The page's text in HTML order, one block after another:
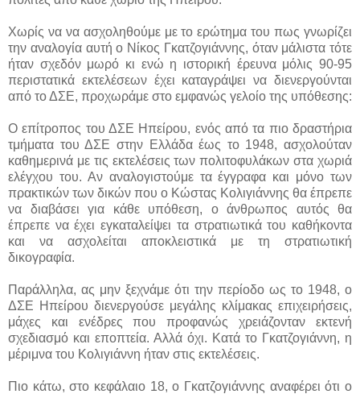
Χωρίς να να ασχοληθούμε με το ερώτημα του πως γνωρίζει
την αναλογία αυτή ο Νίκος Γκατζογιάννης, όταν μάλιστα τότε
ήταν σχεδόν μωρό κι ενώ η ιστορική έρευνα μόλις 90-95
περιστατικά εκτελέσεων έχει καταγράψει να διενεργούνται
από το ΔΣΕ, προχωράμε στο εμφανώς γελοίο της υπόθεσης:
Ο επίτροπος του ΔΣΕ Ηπείρου, ενός από τα πιο δραστήρια
τμήματα του ΔΣΕ στην Ελλάδα έως το 1948, ασχολούταν
καθημερινά με τις εκτελέσεις των πολιτοφυλάκων στα χωριά
ελέγχου του. Αν αναλογιστούμε τα έγγραφα και μόνο των
πρακτικών των δικών που ο Κώστας Κολιγιάννης θα έπρεπε
να διαβάσει για κάθε υπόθεση, ο άνθρωπος αυτός θα
έπρεπε να έχει εγκαταλείψει τα στρατιωτικά του καθήκοντα
και να ασχολείται αποκλειστικά με τη στρατιωτική
δικογραφία.
Παράλληλα, ας μην ξεχνάμε ότι την περίοδο ως το 1948, ο
ΔΣΕ Ηπείρου διενεργούσε μεγάλης κλίμακας επιχειρήσεις,
μάχες και ενέδρες που προφανώς χρειάζονταν εκτενή
σχεδιασμό και εποπτεία. Αλλά όχι. Κατά το Γκατζογιάννη, η
μέριμνα του Κολιγιάννη ήταν στις εκτελέσεις.
Πιο κάτω, στο κεφάλαιο 18, ο Γκατζογιάννης αναφέρει ότι ο